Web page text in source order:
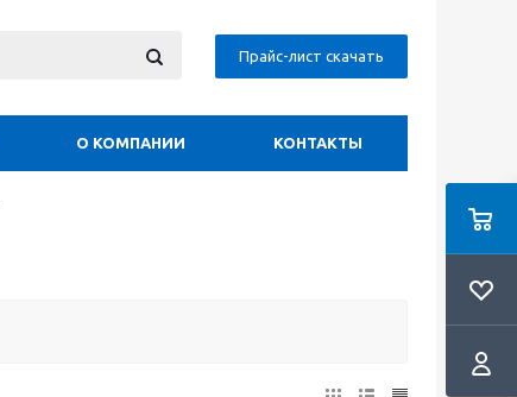
Прайс-лист скачать
О КОМПАНИИ КОНТАКТЫ